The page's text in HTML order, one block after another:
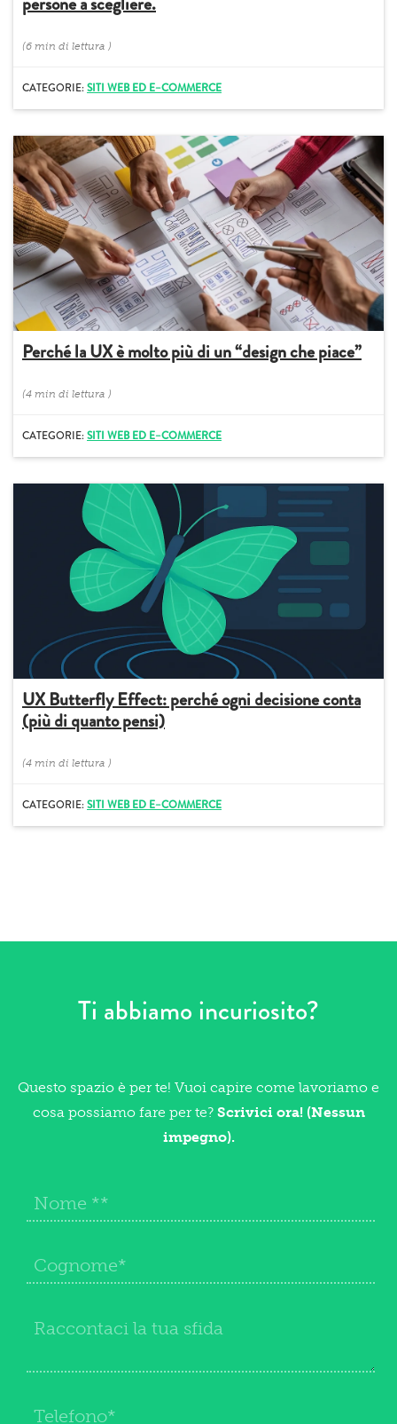
(6 min di lettura )
CATEGORIE:SITI WEB ED E–COMMERCE
Perché la UX è molto più di un “design che piace”
(4 min di lettura )
CATEGORIE:SITI WEB ED E–COMMERCE
UX Butterfly Effect: perché ogni decisione conta
(più di quanto pensi)
(4 min di lettura )
CATEGORIE:SITI WEB ED E–COMMERCE
Ti abbiamo incuriosito?
Questo spazio è per te! Vuoi capire come lavoriamo e
cosa possiamo fare per te? Scrivici ora! (Nessun
impegno).